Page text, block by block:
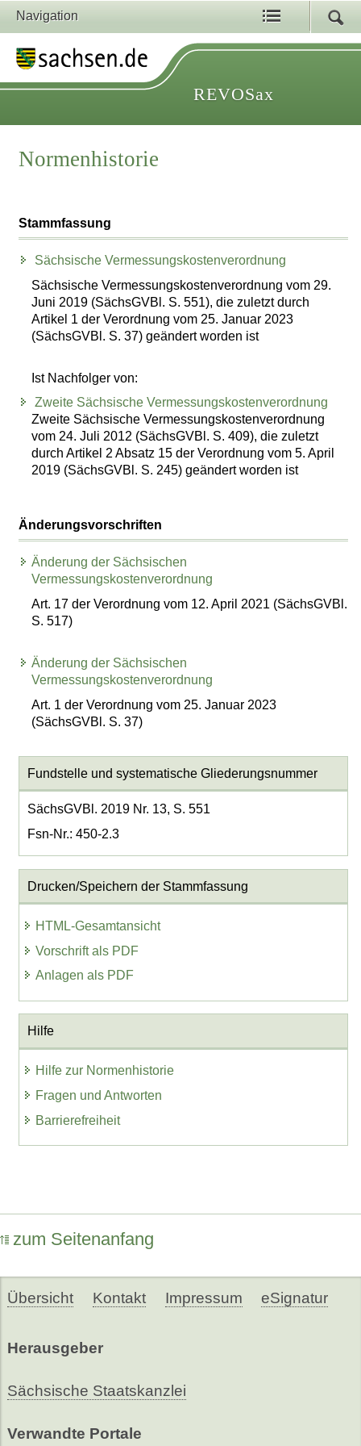
Navigation
REVOSax
Normenhistorie
Stammfassung
Sächsische Vermessungskostenverordnung
Sächsische Vermessungskostenverordnung vom 29.
Juni 2019 (SächsGVBl. S. 551), die zuletzt durch
Artikel 1 der Verordnung vom 25. Januar 2023
(SächsGVBl. S. 37) geändert worden ist
Ist Nachfolger von:
Zweite Sächsische Vermessungskostenverordnung
Zweite Sächsische Vermessungskostenverordnung
vom 24. Juli 2012 (SächsGVBl. S. 409), die zuletzt
durch Artikel 2 Absatz 15 der Verordnung vom 5. April
2019 (SächsGVBl. S. 245) geändert worden ist
Änderungsvorschriften
Änderung der Sächsischen
Vermessungskostenverordnung
Art. 17 der Verordnung vom 12. April 2021 (SächsGVBl.
S. 517)
Änderung der Sächsischen
Vermessungskostenverordnung
Art. 1 der Verordnung vom 25. Januar 2023
(SächsGVBl. S. 37)
Fundstelle und systematische Gliederungsnummer
SächsGVBl. 2019 Nr. 13, S. 551
Fsn-Nr.: 450-2.3
Drucken/Speichern der Stammfassung
HTML-Gesamtansicht
Vorschrift als PDF
Anlagen als PDF
Hilfe
Hilfe zur Normenhistorie
Fragen und Antworten
Barrierefreiheit
zum Seitenanfang
Übersicht Kontakt Impressum eSignatur
Herausgeber
Sächsische Staatskanzlei
Verwandte Portale